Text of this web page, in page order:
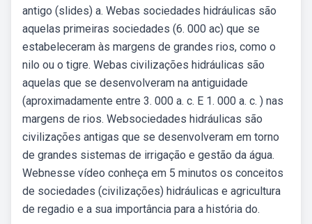
antigo (slides) a. Webas sociedades hidráulicas são
aquelas primeiras sociedades (6. 000 ac) que se
estabeleceram às margens de grandes rios, como o
nilo ou o tigre. Webas civilizações hidráulicas são
aquelas que se desenvolveram na antiguidade
(aproximadamente entre 3. 000 a. c. E 1. 000 a. c. ) nas
margens de rios. Websociedades hidráulicas são
civilizações antigas que se desenvolveram em torno
de grandes sistemas de irrigação e gestão da água.
Webnesse vídeo conheça em 5 minutos os conceitos
de sociedades (civilizações) hidráulicas e agricultura
de regadio e a sua importância para a história do.